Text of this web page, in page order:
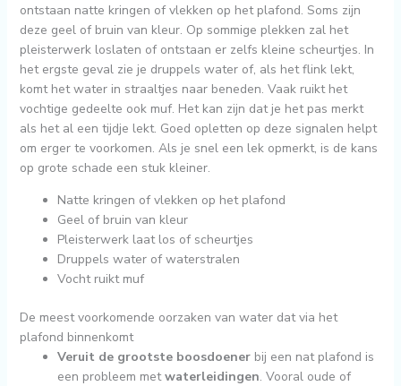
ontstaan natte kringen of vlekken op het plafond. Soms zijn
deze geel of bruin van kleur. Op sommige plekken zal het
pleisterwerk loslaten of ontstaan er zelfs kleine scheurtjes. In
het ergste geval zie je druppels water of, als het flink lekt,
komt het water in straaltjes naar beneden. Vaak ruikt het
vochtige gedeelte ook muf. Het kan zijn dat je het pas merkt
als het al een tijdje lekt. Goed opletten op deze signalen helpt
om erger te voorkomen. Als je snel een lek opmerkt, is de kans
op grote schade een stuk kleiner.
Natte kringen of vlekken op het plafond
Geel of bruin van kleur
Pleisterwerk laat los of scheurtjes
Druppels water of waterstralen
Vocht ruikt muf
De meest voorkomende oorzaken van water dat via het
plafond binnenkomt
Veruit de grootste boosdoenerbij een nat plafond is
een probleem metwaterleidingen. Vooral oude of